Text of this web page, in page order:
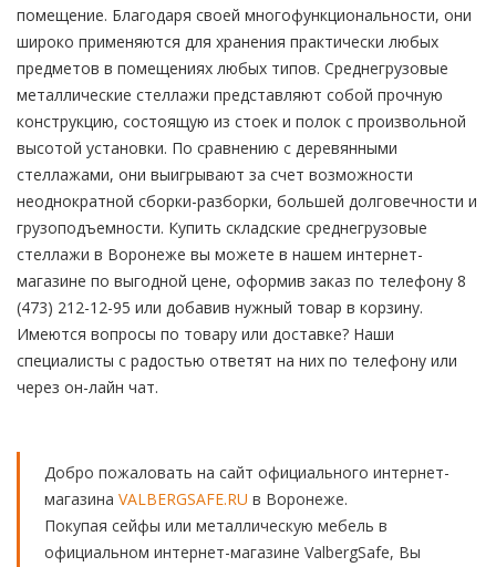
помещение. Благодаря своей многофункциональности, они
широко применяются для хранения практически любых
предметов в помещениях любых типов. Среднегрузовые
металлические стеллажи представляют собой прочную
конструкцию, состоящую из стоек и полок с произвольной
высотой установки. По сравнению с деревянными
стеллажами, они выигрывают за счет возможности
неоднократной сборки-разборки, большей долговечности и
грузоподъемности. Купить складские среднегрузовые
стеллажи в Воронеже вы можете в нашем интернет-
магазине по выгодной цене, оформив заказ по телефону 8
(473) 212-12-95 или добавив нужный товар в корзину.
Имеются вопросы по товару или доставке? Наши
специалисты с радостью ответят на них по телефону или
через он-лайн чат.
Добро пожаловать на сайт официального интернет-
магазина VALBERGSAFE.RU в Воронеже.
Покупая сейфы или металлическую мебель в
официальном интернет-магазине ValbergSafe, Вы